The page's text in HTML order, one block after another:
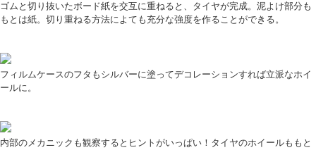
ゴムと切り抜いたボード紙を交互に重ねると、タイヤが完成。泥よけ部分も
もとは紙。切り重ねる方法によても充分な強度を作ることができる。
フィルムケースのフタもシルバーに塗ってデコレーションすれば立派なホイ
ールに。
内部のメカニックも観察するとヒントがいっぱい！タイヤのホイールももと